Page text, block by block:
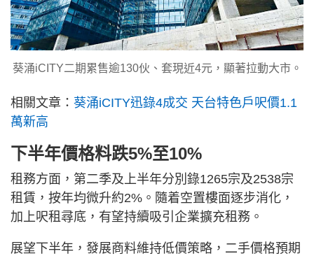
葵涌iCITY二期累售逾130伙、套現近4元，顯著拉動大市。
相關文章： 葵涌iCITY迅錄4成交 天台特色戶呎價1.1
萬新高
下半年價格料跌5%至10%
租務方面，第二季及上半年分別錄1265宗及2538宗
租賃，按年均微升約2%。隨着空置樓面逐步消化，
加上呎租尋底，有望持續吸引企業擴充租務。
展望下半年，發展商料維持低價策略，二手價格預期